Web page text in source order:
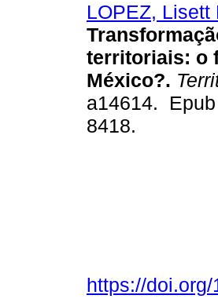
LOPEZ, Lisett
territoriais: o
México?.
a14614.
8418.
https://